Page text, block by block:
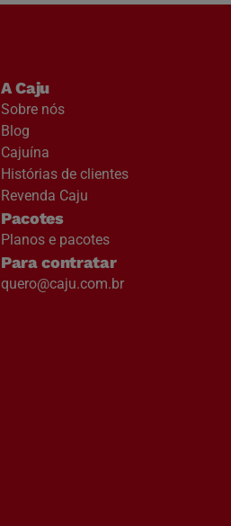
A Caju
Sobre nós
Blog
Cajuína
Histórias de clientes
Revenda Caju
Pacotes
Planos e pacotes
Para contratar
quero@caju.com.br